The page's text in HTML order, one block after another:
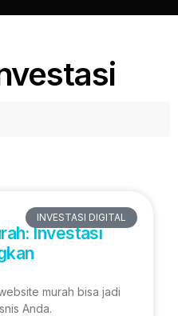
INVESTASI DIGITAL
Investasi
murah bisa jadi
Anda.